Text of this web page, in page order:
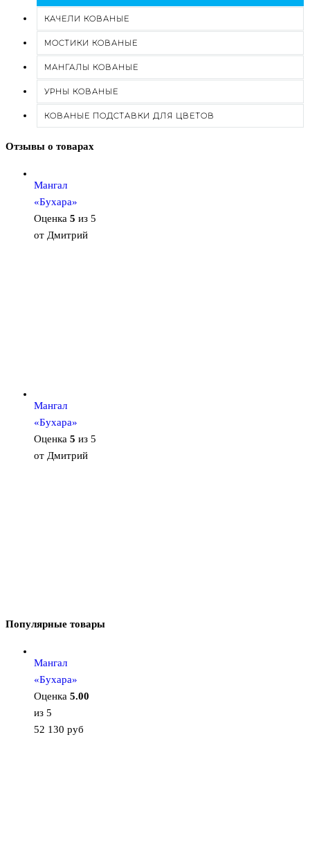
КАЧЕЛИ КОВАНЫЕ
МОСТИКИ КОВАНЫЕ
МАНГАЛЫ КОВАНЫЕ
УРНЫ КОВАНЫЕ
КОВАНЫЕ ПОДСТАВКИ ДЛЯ ЦВЕТОВ
Отзывы о товарах
Мангал
«Бухара»
Оценка 5 из 5
от Дмитрий
Мангал
«Бухара»
Оценка 5 из 5
от Дмитрий
Популярные товары
Мангал
«Бухара»
Оценка 5.00
из 5
52 130 руб